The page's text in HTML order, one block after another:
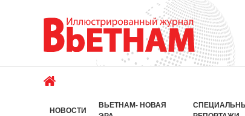
НОВОСТИ
ВЬЕТНАМ- НОВАЯ